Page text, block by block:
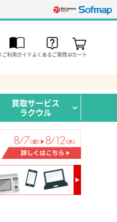
ご利用ガイドよくあるご質問 カート
買取サービス
ラクウル